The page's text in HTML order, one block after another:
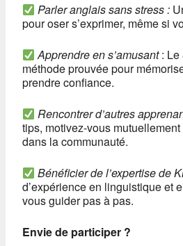
Parler anglais sans stress :
pour oser s’exprimer, même si
Apprendre en s’amusant: Le
méthode prouvée pour
prendre confiance.
Rencontrer d’autres
tips, motivez-vous
dans la communauté.
Bénéficier de l’expertise de
d’expérience en linguistique et
vous guider pas à pas.
Envie de participer ?